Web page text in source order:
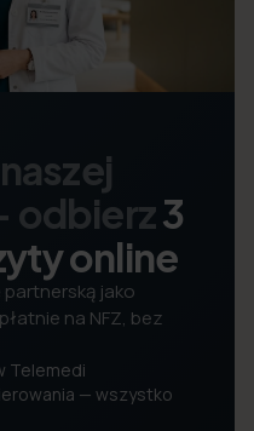
odbierz3
online
jako
na NFZ, bez
Telemedi
— wszystko